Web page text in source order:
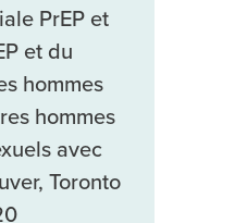
PrEP et
et du
hommes
hommes
avec
Toronto